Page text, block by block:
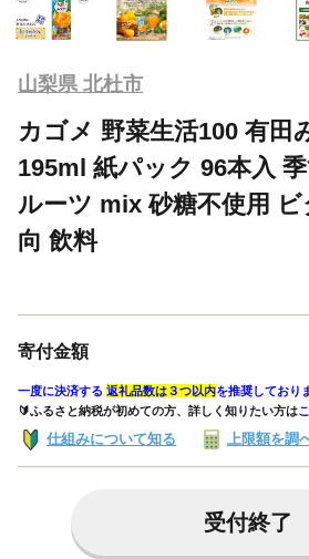
山梨県 北杜市
カゴメ 野菜生活100 有田
195ml 紙パック 96本入
ルーツ mix 砂糖不使用
向 飲料
寄付金額
一度に決済する 返礼品数は３つ以内を推奨しており
🔰ふるさと納税が初めての方、詳しく知りたい方は
仕組みについて知る 上限額を調
受付終了